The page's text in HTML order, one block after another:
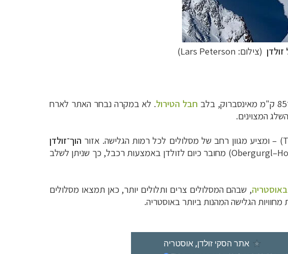
(צילום: Lars Peterson)
חבל הטירול. לא במקרה נבחר האתר לארח
המצוינים.
הוך־זולדן
(Obergurgl–Hochgurgl) מחובר כיום לזולדן באמצעות רכבל, כך שניתן לשלב
, שבהם המסלולים צרים ותלולים יותר, כאן תמצאו מסלולים
הגלישה המהנות ביותר באוסטריה.